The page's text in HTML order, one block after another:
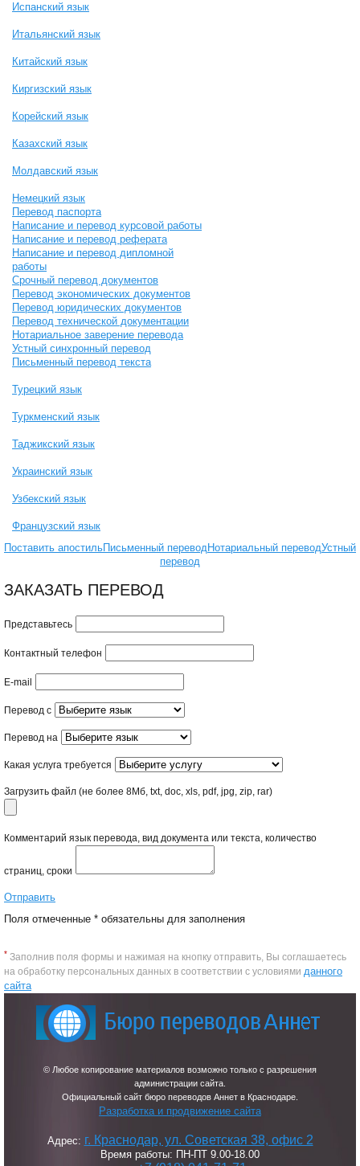
Испанский язык
Итальянский язык
Китайский язык
Киргизский язык
Корейский язык
Казахский язык
Молдавский язык
Немецкий язык
Перевод паспорта
Написание и перевод курсовой работы
Написание и перевод реферата
Написание и перевод дипломной
работы
Срочный перевод документов
Перевод экономических документов
Перевод юридических документов
Перевод технической документации
Нотариальное заверение перевода
Устный синхронный перевод
Письменный перевод текста
Турецкий язык
Туркменский язык
Таджикский язык
Украинский язык
Узбекский язык
Французский язык
Поставить апостильПисьменный переводНотариальный переводУстный
перевод
ЗАКАЗАТЬ ПЕРЕВОД
Представьтесь
Контактный телефон
E-mail
Перевод с
Перевод на
Какая услуга требуется
Загрузить файл (не более 8Mб, txt, doc, xls, pdf, jpg, zip, rar)
Комментарий язык перевода, вид документа или текста, количество
страниц, сроки
Отправить
Поля отмеченные * обязательны для заполнения
* Заполнив поля формы и нажимая на кнопку отправить, Вы соглашаетесь
на обработку персональных данных в соответствии с условиями данного
сайта
© Любое копирование материалов возможно только с разрешения
администрации сайта.
Официальный сайт бюро переводов Аннет в Краснодаре.
Разработка и продвижение сайта
Адрес: г. Краснодар, ул. Советская 38, офис 2
Время работы: ПН-ПТ 9.00-18.00